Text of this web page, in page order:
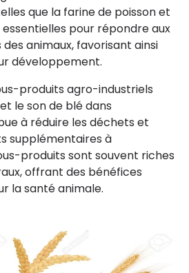
que la farine de poisson et
pour répondre aux
animaux, favorisant ainsi
développement.
produits agro-industriels
le son de blé dans
à réduire les déchets et
supplémentaires à
produits sont souvent riches
offrant des bénéfices
la santé animale.